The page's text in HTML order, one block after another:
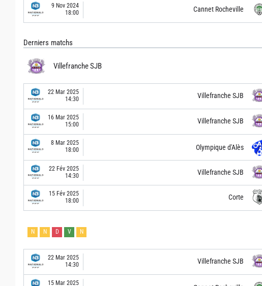
9 Nov 2024
18:00
Cannet Rocheville
Derniers matchs
Villefranche SJB
22 Mar 2025
14:30
Villefranche SJB
16 Mar 2025
15:00
Villefranche SJB
8 Mar 2025
18:00
Olympique d'Alès
22 Fév 2025
14:30
Villefranche SJB
15 Fév 2025
18:00
Corte
N N D V N
22 Mar 2025
14:30
Villefranche SJB
15 Mar 2025